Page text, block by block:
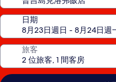
日期
旅客